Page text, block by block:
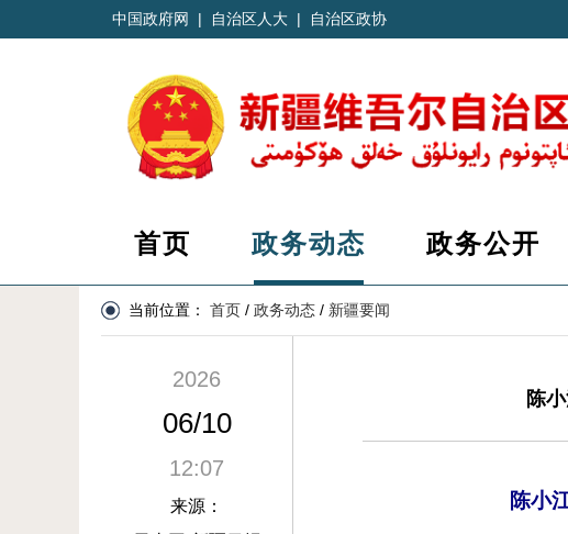
中国政府网 | 自治区人大 | 自治区政协
首页 政务动态 政务公开
当前位置： 首页 / 政务动态 / 新疆要闻
2026
06/10
12:07
来源：
陈
陈小